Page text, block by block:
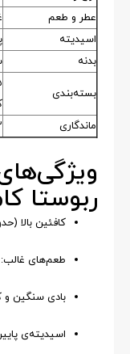
عطر و طعم
اسیدیته
بدنه
بسته‌بندی
ماندگاری
۱۲
ربوستا
کافئین بالا (حدود ۲.۲٪ تا
طعم‌های غالب:
بادی سنگین و
اسیدیته‌ی